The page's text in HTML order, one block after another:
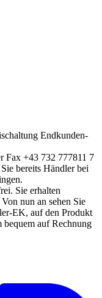
Endkunden-
Fax +43 732 777811 7
bereits Händler bei
Sie erhalten
nun an sehen Sie
EK, auf den Produkt
bequem auf Rechnung